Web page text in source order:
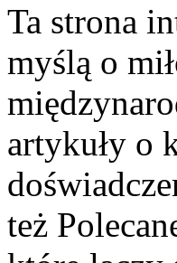
Ta strona
myślą o
artykuły o
też